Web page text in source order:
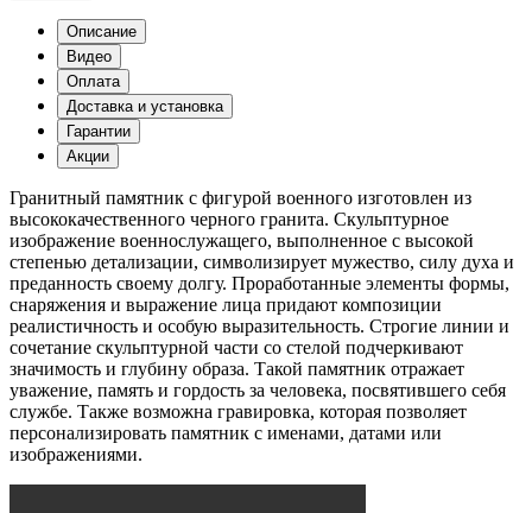
Описание
Видео
Оплата
Доставка и установка
Гарантии
Акции
Гранитный памятник с фигурой военного изготовлен из
высококачественного черного гранита. Скульптурное
изображение военнослужащего, выполненное с высокой
степенью детализации, символизирует мужество, силу духа и
преданность своему долгу. Проработанные элементы формы,
снаряжения и выражение лица придают композиции
реалистичность и особую выразительность. Строгие линии и
сочетание скульптурной части со стелой подчеркивают
значимость и глубину образа. Такой памятник отражает
уважение, память и гордость за человека, посвятившего себя
службе. Также возможна гравировка, которая позволяет
персонализировать памятник с именами, датами или
изображениями.